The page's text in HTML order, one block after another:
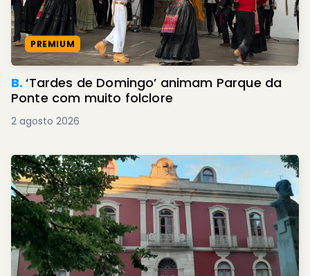
PREMIUM
B.‘Tardes de Domingo’ animam Parque da
Ponte com muito folclore
2 agosto 2026